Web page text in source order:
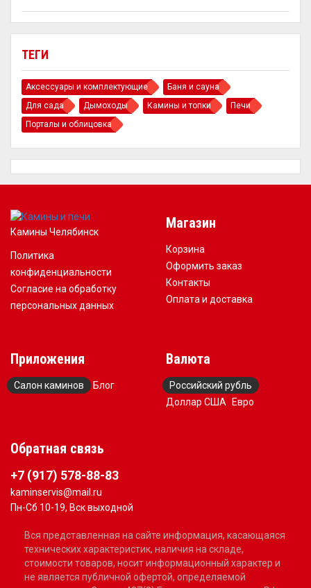
ТЕГИ
Аксессуары и комплектующие
Баня и сауна
Для сада
Дымоходы Камины и топки
Печи
Порталы и облицовка
Камины Челябинск
Политика
конфиденциальности
Согласие на обработку
персональных данных
Магазин
Корзина
Оформить заказ
Контакты
Оплата и доставка
Приложения
Салон каминов Блог
Валюта
Российский рубль
Доллар США
Евро
Обратная связь
+7 (917) 578-88-83
kaminservis@mail.ru
Пн-Сб 10-19, Вск выходной
Вся представленная на сайте информация, касающаяся
технических характеристик, наличия на складе,
стоимости товаров, носит информационный характер и
не является публичной офертой, определяемой